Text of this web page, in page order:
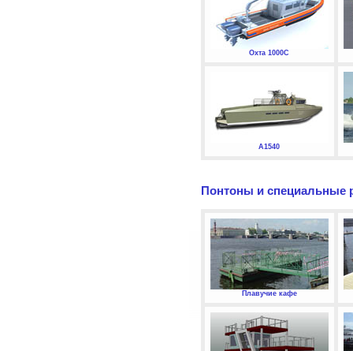
Охта 1000С
А1540
Понтоны и специальные
Плавучие кафе